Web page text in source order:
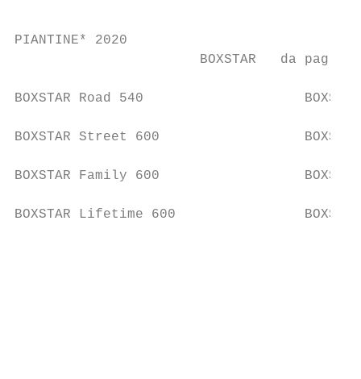
PIANTINE* 2020
BOXSTAR   da pag.
BOXSTAR Road 540
BOXSTAR Street 600                  BOXSTAR
BOXSTAR Family 600
BOXSTAR Lifetime 600